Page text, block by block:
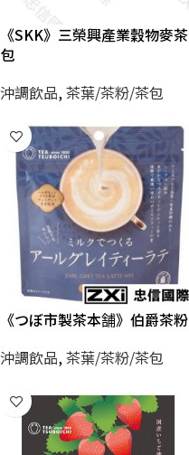
《SKK》三榮興產業穀物麥茶
包
沖調飲品,茶葉/茶粉/茶包
《つぼ市製茶本舗》伯爵茶粉
沖調飲品,茶葉/茶粉/茶包